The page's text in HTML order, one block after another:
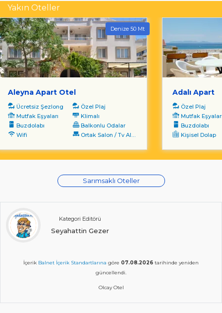
Yakın Oteller
Denize 50 Mt
Aleyna Apart Otel
Ücretsiz Şezlong
Özel Plaj
Mutfak Eşyaları
Klimalı
Buzdolabı
Balkonlu Odalar
Wifi
Ortak Salon / Tv Alanı
Adalı Apart
Özel Plaj
Mutfak
Buzdolabı
Kişisel Dolap
Sarımsaklı Oteller
Kategori Editörü
Seyahattin Gezer
İçerik Balnet İçerik Standartlarına göre 07.08.2026 tarihinde yeniden
güncellendi.
Olcay Otel